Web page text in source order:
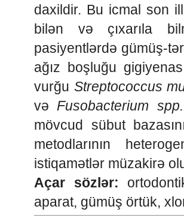
daxildir. Bu icmal son
bilən və çıxarıla
pasiyentlərdə gümüş-
ağız boşluğu
vurğu Streptococcus
və Fusobacterium spp.
mövcud sübut
metodlarının
istiqamətlər müzakirə
Açar sözlər:
aparat, gümüş örtük,